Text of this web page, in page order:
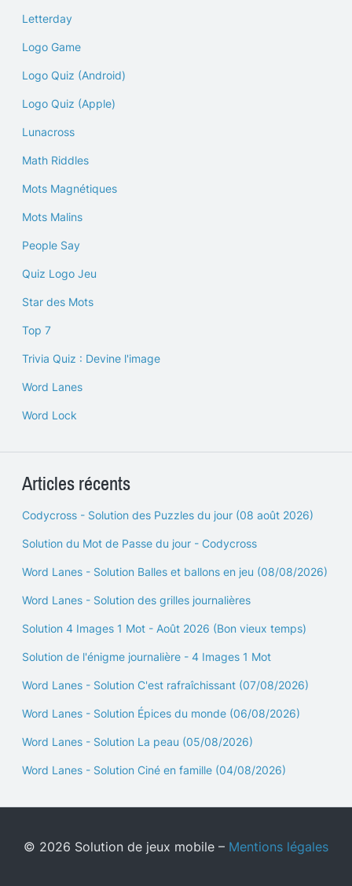
Letterday
Logo Game
Logo Quiz (Android)
Logo Quiz (Apple)
Lunacross
Math Riddles
Mots Magnétiques
Mots Malins
People Say
Quiz Logo Jeu
Star des Mots
Top 7
Trivia Quiz : Devine l'image
Word Lanes
Word Lock
Articles récents
Codycross - Solution des Puzzles du jour (08 août 2026)
Solution du Mot de Passe du jour - Codycross
Word Lanes - Solution Balles et ballons en jeu (08/08/2026)
Word Lanes - Solution des grilles journalières
Solution 4 Images 1 Mot - Août 2026 (Bon vieux temps)
Solution de l'énigme journalière - 4 Images 1 Mot
Word Lanes - Solution C'est rafraîchissant (07/08/2026)
Word Lanes - Solution Épices du monde (06/08/2026)
Word Lanes - Solution La peau (05/08/2026)
Word Lanes - Solution Ciné en famille (04/08/2026)
© 2026 Solution de jeux mobile – Mentions légales